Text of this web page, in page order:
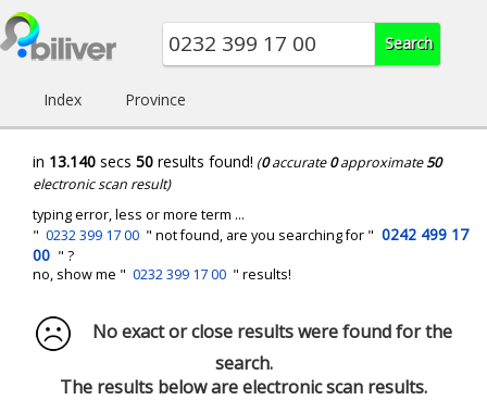
Index Province
in 13.140 secs 50 results found! (0accurate0approximate50
electronic scan result)
typing error, less or more term ...
" 0232 399 17 00 " not found, are you searching for " 0242 499 17
00 " ?
no, show me " 0232 399 17 00 " results!
No exact or close results were found for the
search.
The results below are electronic scan results.